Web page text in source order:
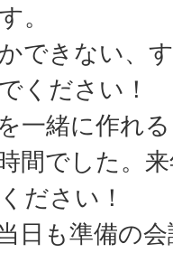
。
できない、
ください！
一緒に作れ
間でした。
ださい！
日も準備の